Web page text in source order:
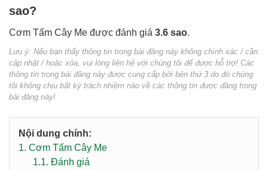
sao?
Cơm Tấm Cây Me được đánh giá 3.6 sao.
Lưu ý: Nếu bạn thấy thông tin trong bài đăng này không chính xác / cần
cập nhật / hoặc xóa, vui lòng liên hệ với chúng tôi để được hỗ trợ! Các
thông tin trong bài đăng này được cung cấp bởi bên thứ 3 do đó chúng
tôi không chịu bất kỳ trách nhiệm nào về các thông tin được đăng trong
bài đăng này!
Nội dung chính:
1. Cơm Tấm Cây Me
1.1. Đánh giá